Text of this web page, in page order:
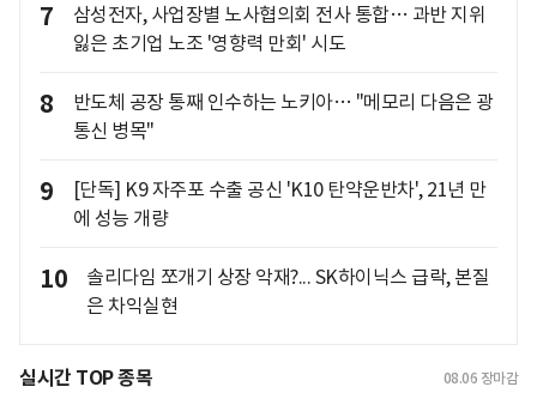
7
삼성전자, 사업장별 노사협의회 전사 통합… 과반 지위
잃은 초기업 노조 '영향력 만회' 시도
8
반도체 공장 통째 인수하는 노키아… "메모리 다음은 광
통신 병목"
9
[단독] K9 자주포 수출 공신 'K10 탄약운반차', 21년 만
에 성능 개량
10
솔리다임 쪼개기 상장 악재?... SK하이닉스 급락, 본질
은 차익실현
실시간 TOP 종목 08.06 장마감